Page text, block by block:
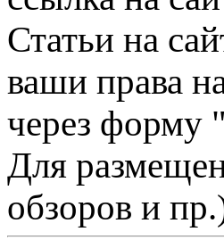
Статьи на
ваши права
через форму
Для
обзоров и